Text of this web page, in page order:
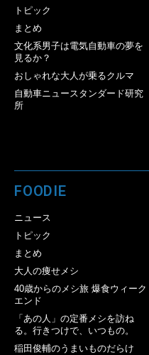
トピック
まとめ
文化系男子は電気自動車の夢を
見るか？
おしゃれな大人が乗るクルマ
自動車ニュースタンダード研究
所
FOODIE
ニュース
トピック
まとめ
大人の痩せメシ
40歳からのメシ旅 爆食ウィーク
エンド
「あの人」の定番メシを訪ね
る。行きつけで、いつもの。
稲田俊輔のうまいものだらけ